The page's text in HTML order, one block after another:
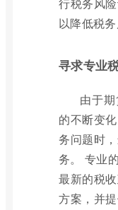
以降低税务
寻求专业
由于
的不断变
务问题时
务。 专业
最新的税
方案，并